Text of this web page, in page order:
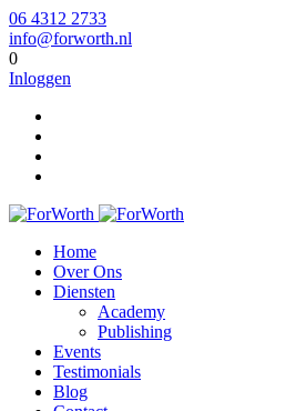
06 4312 2733
info@forworth.nl
0
Inloggen
Home
Over Ons
Diensten
Academy
Publishing
Events
Testimonials
Blog